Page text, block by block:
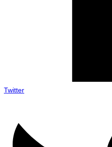
Twitter